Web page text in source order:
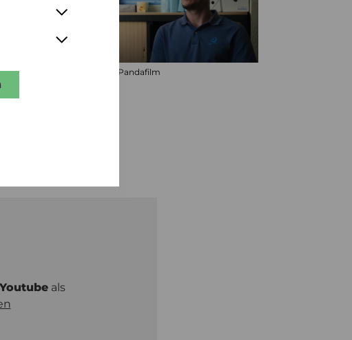
© Pandafilm
Youtube als